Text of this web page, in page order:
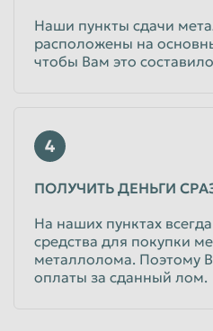
Наши пункты сдачи
расположены на
чтобы Вам это
4
ПОЛУЧИТЬ ДЕНЬГИ
На наших пунктах
средства для покупки
металлолома. Поэтому
оплаты за сданный лом.